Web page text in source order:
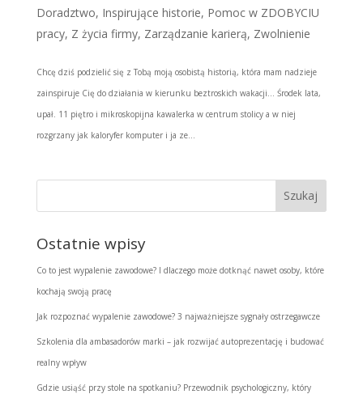
Doradztwo, Inspirujące historie, Pomoc w ZDOBYCIU
pracy, Z życia firmy, Zarządzanie karierą, Zwolnienie
Chcę dziś podzielić się z Tobą moją osobistą historią, która mam nadzieje
zainspiruje Cię do działania w kierunku beztroskich wakacji… Środek lata,
upał. 11 piętro i mikroskopijna kawalerka w centrum stolicy a w niej
rozgrzany jak kaloryfer komputer i ja ze...
Ostatnie wpisy
Co to jest wypalenie zawodowe? I dlaczego może dotknąć nawet osoby, które
kochają swoją pracę
Jak rozpoznać wypalenie zawodowe? 3 najważniejsze sygnały ostrzegawcze
Szkolenia dla ambasadorów marki – jak rozwijać autoprezentację i budować
realny wpływ
Gdzie usiąść przy stole na spotkaniu? Przewodnik psychologiczny, który